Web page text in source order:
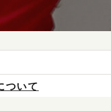
いて
ください。